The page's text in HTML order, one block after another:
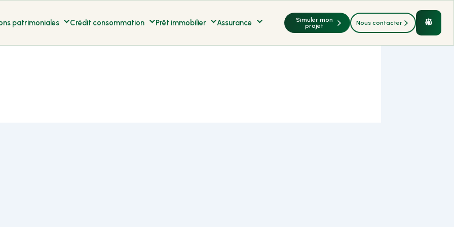
patrimoniales Crédit consommation Prêt immobilier Assurance
Simuler mon
projet
Nous contacter
Contenu
restreint